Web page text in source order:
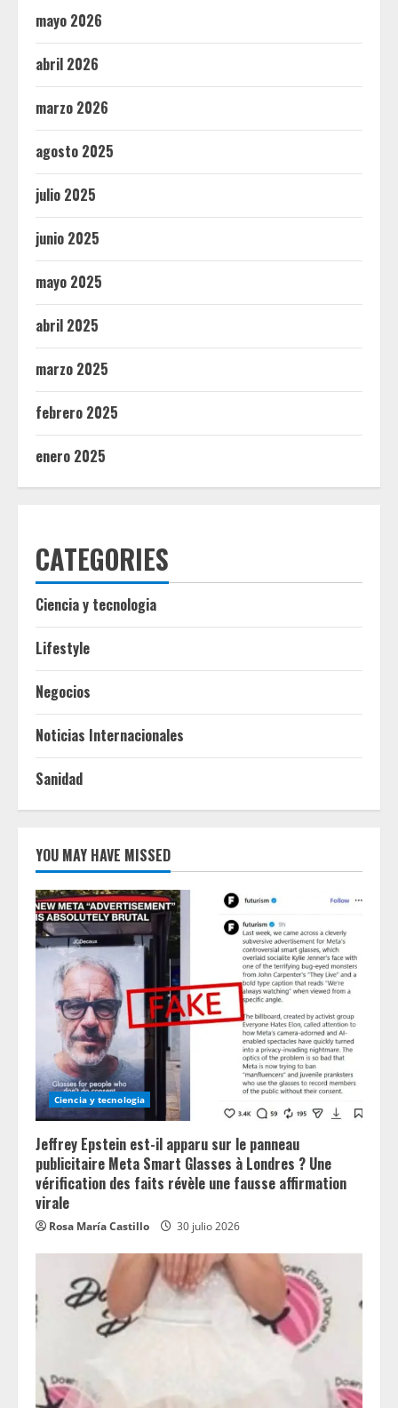
mayo 2026
abril 2026
marzo 2026
agosto 2025
julio 2025
junio 2025
mayo 2025
abril 2025
marzo 2025
febrero 2025
enero 2025
CATEGORIES
Ciencia y tecnologia
Lifestyle
Negocios
Noticias Internacionales
Sanidad
YOU MAY HAVE MISSED
Ciencia y tecnologia
Jeffrey Epstein est-il apparu sur le panneau
publicitaire Meta Smart Glasses à Londres ? Une
vérification des faits révèle une fausse affirmation
virale
Rosa María Castillo 30 julio 2026